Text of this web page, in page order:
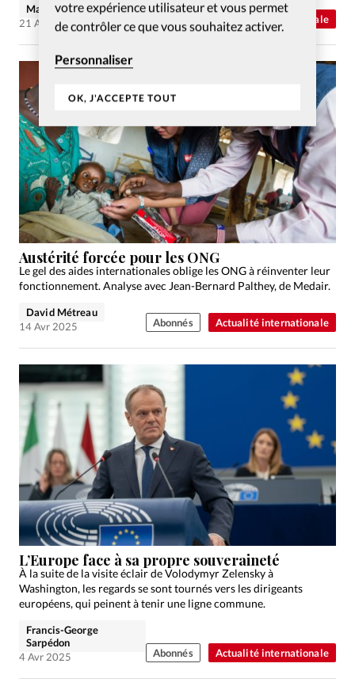
votre expérience utilisateur et vous permet
de contrôler ce que vous souhaitez activer.
Personnaliser
OK, J'ACCEPTE TOUT
Actualité internationale
Maude Burkhalter
21 Avr 2025
Actualité internationale
Austérité forcée pour les ONG
Le gel des aides internationales oblige les ONG à réinventer leur
fonctionnement. Analyse avec Jean-Bernard Palthey, de Medair.
David Métreau
14 Avr 2025
Abonnés
Actualité internationale
L’Europe face à sa propre souveraineté
À la suite de la visite éclair de Volodymyr Zelensky à
Washington, les regards se sont tournés vers les dirigeants
européens, qui peinent à tenir une ligne commune.
Francis-George
Sarpédon
4 Avr 2025
Abonnés